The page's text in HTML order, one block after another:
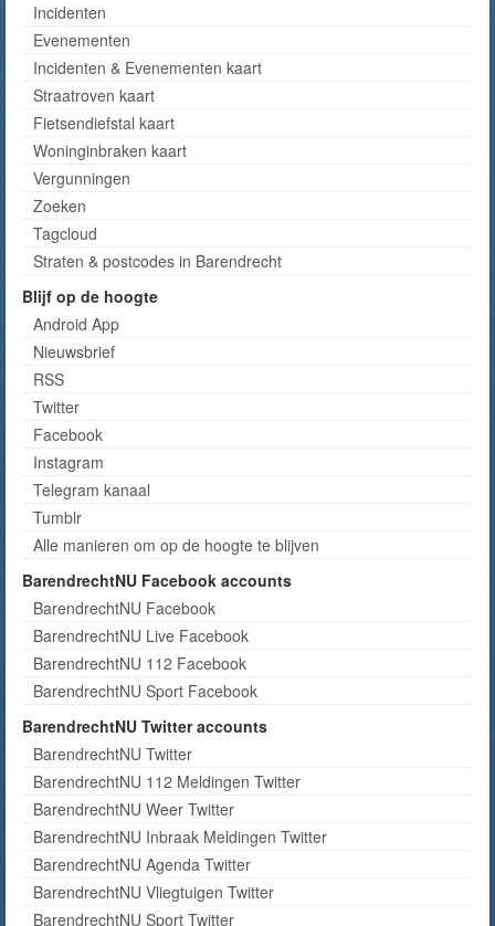
Incidenten
Evenementen
Incidenten & Evenementen kaart
Straatroven kaart
Fietsendiefstal kaart
Woninginbraken kaart
Vergunningen
Zoeken
Tagcloud
Straten & postcodes in Barendrecht
Blijf op de hoogte
Android App
Nieuwsbrief
RSS
Twitter
Facebook
Instagram
Telegram kanaal
Tumblr
Alle manieren om op de hoogte te blijven
BarendrechtNU Facebook accounts
BarendrechtNU Facebook
BarendrechtNU Live Facebook
BarendrechtNU 112 Facebook
BarendrechtNU Sport Facebook
BarendrechtNU Twitter accounts
BarendrechtNU Twitter
BarendrechtNU 112 Meldingen Twitter
BarendrechtNU Weer Twitter
BarendrechtNU Inbraak Meldingen Twitter
BarendrechtNU Agenda Twitter
BarendrechtNU Vliegtuigen Twitter
BarendrechtNU Sport Twitter